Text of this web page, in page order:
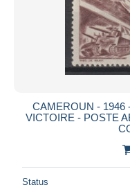
CAMEROUN - 1946
VICTOIRE - POSTE
Status